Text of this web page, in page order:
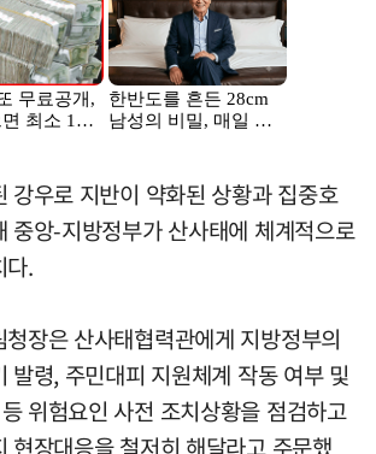
강우로 지반이 약화된 상황과 집중호
중앙-지방정부가 산사태에 체계적으로
다.
장은 산사태협력관에게 지방정부의
발령, 주민대피 지원체계 작동 여부 및
위험요인 사전 조치상황을 점검하고
현장대응을 철저히 해달라고 주문했